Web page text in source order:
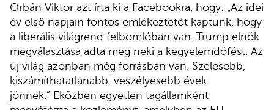
Orbán Viktor azt írta ki a Facebookra, hogy: „Az idei
év első napjain fontos emlékeztetőt kaptunk, hogy
a liberális világrend felbomlóban van. Trump elnök
megválasztása adta meg neki a kegyelemdöfést. Az
új világ azonban még forrásban van. Szelesebb,
kiszámíthatatlanabb, veszélyesebb évek
jönnek.” Eközben egyetlen tagállamként